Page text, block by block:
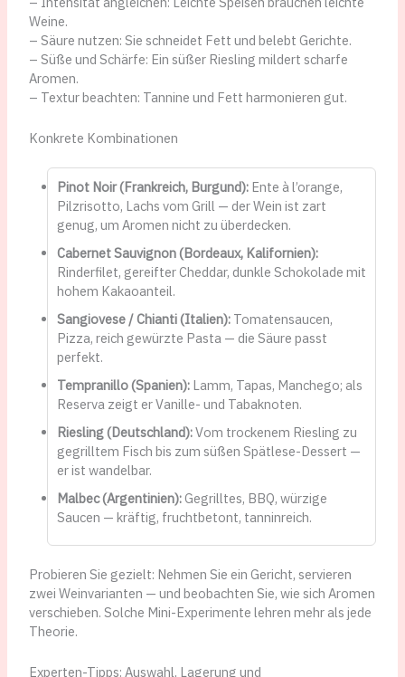
Weine.
– Säure nutzen: Sie schneidet Fett und belebt Gerichte.
– Süße und Schärfe: Ein süßer Riesling mildert scharfe
Aromen.
– Textur beachten: Tannine und Fett harmonieren gut.
Konkrete Kombinationen
Pinot Noir (Frankreich, Burgund):Ente à l’orange,
Pilzrisotto, Lachs vom Grill — der Wein ist zart
genug, um Aromen nicht zu überdecken.
Cabernet Sauvignon (Bordeaux, Kalifornien):
Rinderfilet, gereifter Cheddar, dunkle Schokolade mit
hohem Kakaoanteil.
Sangiovese / Chianti (Italien):Tomatensaucen,
Pizza, reich gewürzte Pasta — die Säure passt
perfekt.
Tempranillo (Spanien):Lamm, Tapas, Manchego; als
Reserva zeigt er Vanille- und Tabaknoten.
Riesling (Deutschland):Vom trockenem Riesling zu
gegrilltem Fisch bis zum süßen Spätlese-Dessert —
er ist wandelbar.
Malbec (Argentinien):Gegrilltes, BBQ, würzige
Saucen — kräftig, fruchtbetont, tanninreich.
Probieren Sie gezielt: Nehmen Sie ein Gericht, servieren
zwei Weinvarianten — und beobachten Sie, wie sich Aromen
verschieben. Solche Mini-Experimente lehren mehr als jede
Theorie.
Experten-Tipps: Auswahl, Lagerung und